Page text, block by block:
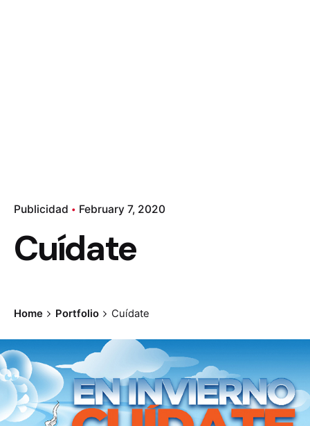
Publicidad February 7, 2020
Cuídate
Home Portfolio Cuídate